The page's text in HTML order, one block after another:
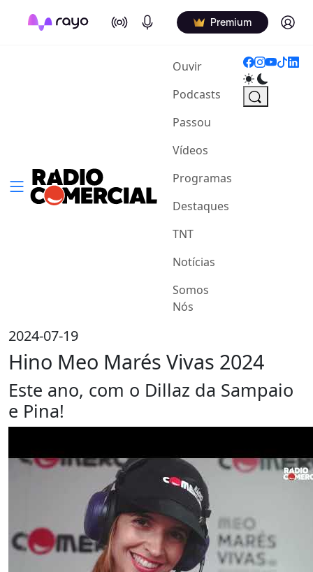
On Air Podcasts Premium Log in
Ouvir(current)
Podcasts
Passou
Vídeos
Programas
Destaques
TNT
Notícias
Somos
Nós
2024-07-19
Hino Meo Marés Vivas 2024
Este ano, com o Dillaz da Sampaio
e Pina!